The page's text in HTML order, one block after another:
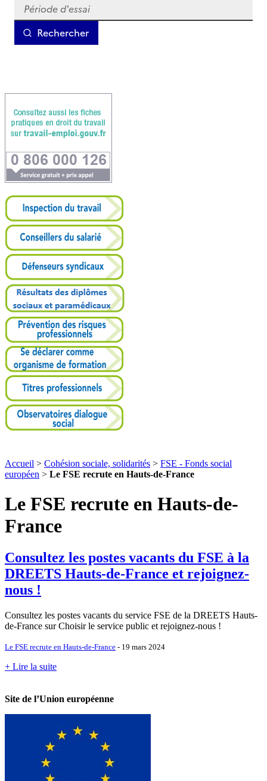
Accueil > Cohésion sociale, solidarités > FSE - Fonds social
européen > Le FSE recrute en Hauts-de-France
Le FSE recrute en Hauts-de-
France
Consultez les postes vacants du FSE à la
DREETS Hauts-de-France et rejoignez-
nous !
Consultez les postes vacants du service FSE de la DREETS Hauts-
de-France sur Choisir le service public et rejoignez-nous !
Le FSE recrute en Hauts-de-France - 19 mars 2024
+ Lire la suite
Site de l’Union européenne